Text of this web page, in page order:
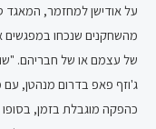
על אודישן למחזמר, המאגד
מהשחקנים שנכחו במפגשים
של עצמם או של חבריהם.
ג'וזף פאפ בדרום מנהטן, עם
כהפקה מוגבלת בזמן, בסופו